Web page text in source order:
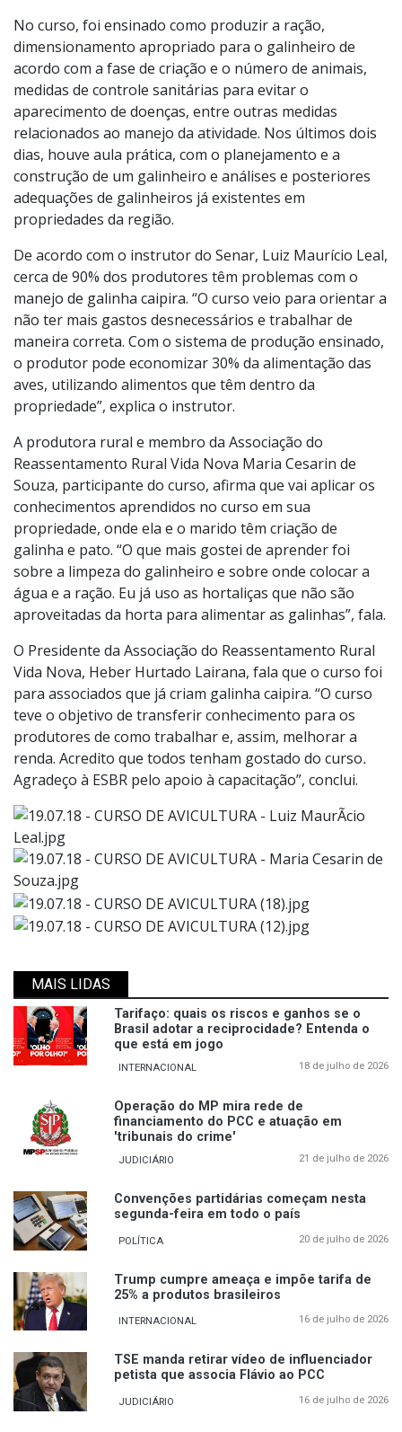
No curso, foi ensinado como produzir a ração,
dimensionamento apropriado para o galinheiro de
acordo com a fase de criação e o número de animais,
medidas de controle sanitárias para evitar o
aparecimento de doenças, entre outras medidas
relacionados ao manejo da atividade. Nos últimos dois
dias, houve aula prática, com o planejamento e a
construção de um galinheiro e análises e posteriores
adequações de galinheiros já existentes em
propriedades da região.
De acordo com o instrutor do Senar, Luiz Maurício Leal,
cerca de 90% dos produtores têm problemas com o
manejo de galinha caipira. “O curso veio para orientar a
não ter mais gastos desnecessários e trabalhar de
maneira correta. Com o sistema de produção ensinado,
o produtor pode economizar 30% da alimentação das
aves, utilizando alimentos que têm dentro da
propriedade”, explica o instrutor.
A produtora rural e membro da Associação do
Reassentamento Rural Vida Nova Maria Cesarin de
Souza, participante do curso, afirma que vai aplicar os
conhecimentos aprendidos no curso em sua
propriedade, onde ela e o marido têm criação de
galinha e pato. “O que mais gostei de aprender foi
sobre a limpeza do galinheiro e sobre onde colocar a
água e a ração. Eu já uso as hortaliças que não são
aproveitadas da horta para alimentar as galinhas”, fala.
O Presidente da Associação do Reassentamento Rural
Vida Nova, Heber Hurtado Lairana, fala que o curso foi
para associados que já criam galinha caipira. “O curso
teve o objetivo de transferir conhecimento para os
produtores de como trabalhar e, assim, melhorar a
renda. Acredito que todos tenham gostado do curso.
Agradeço à ESBR pelo apoio à capacitação”, conclui.
MAIS LIDAS
Tarifaço: quais os riscos e ganhos se o
Brasil adotar a reciprocidade? Entenda o
que está em jogo
INTERNACIONAL 18 de julho de 2026
Operação do MP mira rede de
financiamento do PCC e atuação em
'tribunais do crime'
JUDICIÁRIO 21 de julho de 2026
Convenções partidárias começam nesta
segunda-feira em todo o país
POLÍTICA 20 de julho de 2026
Trump cumpre ameaça e impõe tarifa de
25% a produtos brasileiros
INTERNACIONAL 16 de julho de 2026
TSE manda retirar vídeo de influenciador
petista que associa Flávio ao PCC
JUDICIÁRIO 16 de julho de 2026